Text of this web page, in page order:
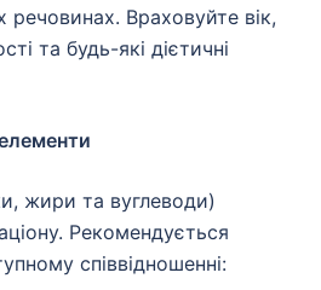
речовинах. Враховуйте вік,
та будь-які дієтичні
жири та вуглеводи)
Рекомендується
співвідношенні: